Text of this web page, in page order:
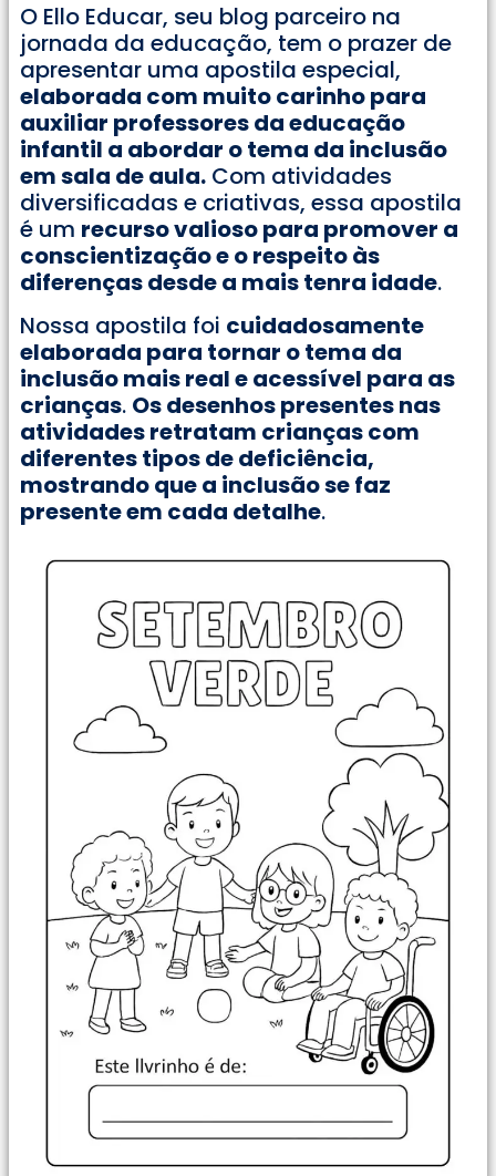
O Ello Educar, seu blog parceiro na
jornada da educação, tem o prazer de
apresentar uma apostila especial,
elaborada com muito carinho para
auxiliar professores da educação
infantil a abordar o tema da inclusão
em sala de aula. Com atividades
diversificadas e criativas, essa apostila
é um recurso valioso para promover a
conscientização e o respeito às
diferenças desde a mais tenra idade.
Nossa apostila foi cuidadosamente
elaborada para tornar o tema da
inclusão mais real e acessível para as
crianças. Os desenhos presentes nas
atividades retratam crianças com
diferentes tipos de deficiência,
mostrando que a inclusão se faz
presente em cada detalhe.